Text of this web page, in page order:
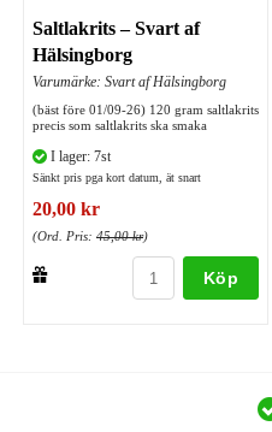
Saltlakrits – Svart af
Hälsingborg
Varumärke: Svart af Hälsingborg
(bäst före 01/09-26) 120 gram saltlakrits
precis som saltlakrits ska smaka
I lager: 7st
Sänkt pris pga kort datum, ät snart
20,00 kr
(Ord. Pris: 45,00 kr)
Köp